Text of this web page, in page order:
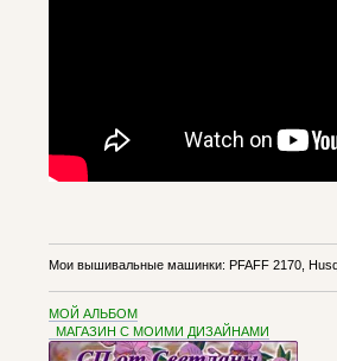
Мои вышивальные машинки: PFAFF 2170,
МОЙ АЛЬБОМ
МАГАЗИН С МОИМИ ДИЗАЙНАМИ